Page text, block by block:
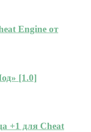
Engine от
[1.0]
+1 для Cheat